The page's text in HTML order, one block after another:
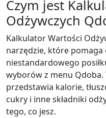
Czym jest
Odżywczych
Kalkulator Wartości
narzędzie, które pomaga
niestandardowego
wyborów z menu Qdoba.
przedstawia kalorie,
cukry i inne składniki
tego, co jesz.